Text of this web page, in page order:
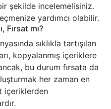
şekilde incelemelisiniz.
yardımcı olabilir.
Fırsat mı?
sıklıkla tartışılan
kopyalanmış içeriklere
bu durum fırsata da
her zaman en
içeriklerden